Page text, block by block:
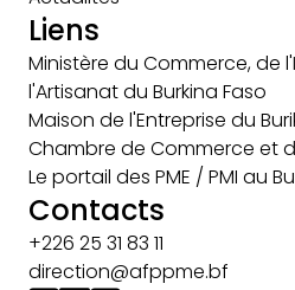
Liens
Ministère du Commerce, de
l'Artisanat du Burkina Faso
Maison de l'Entreprise du
Chambre de Commerce et
Le portail des PME / PMI au
Contacts
+226 25 31 83 11
direction@afppme.bf